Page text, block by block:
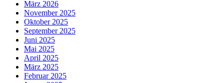
März 2026
November 2025
Oktober 2025
September 2025
Juni 2025
Mai 2025
April 2025
März 2025
Februar 2025